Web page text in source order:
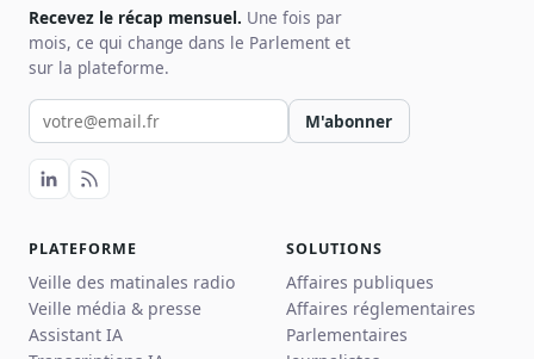
Recevez le récap mensuel. Une fois par
mois, ce qui change dans le Parlement et
sur la plateforme.
Votre email pour la newsletter
M'abonner
PLATEFORME
Veille des matinales radio
Veille média & presse
Assistant IA
SOLUTIONS
Affaires publiques
Affaires réglementaires
Parlementaires